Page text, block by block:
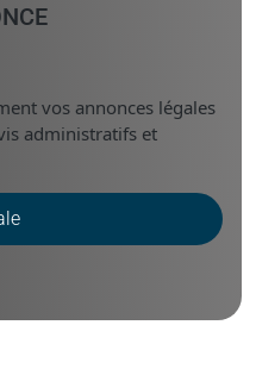
vos annonces légales
administratifs et